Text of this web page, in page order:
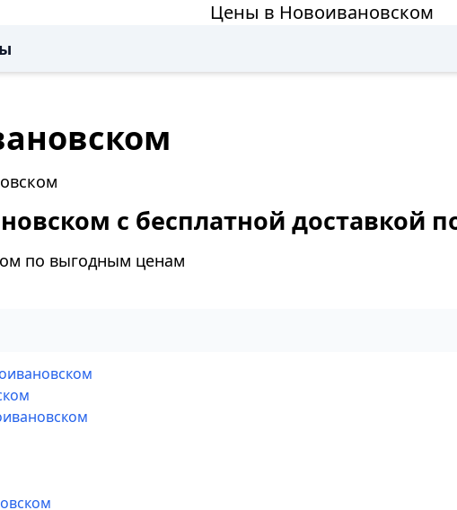
Цены в Новоивановском
с бесплатной доставкой
по выгодным ценам